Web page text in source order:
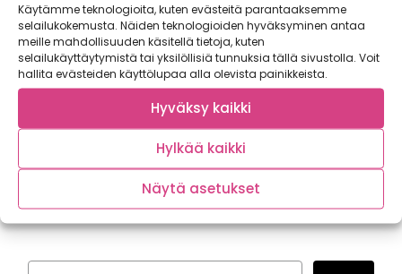
Käytämme teknologioita, kuten evästeitä parantaaksemme
selailukokemusta. Näiden teknologioiden hyväksyminen antaa
meille mahdollisuuden käsitellä tietoja, kuten
selailukäyttäytymistä tai yksilöllisiä tunnuksia tällä sivustolla. Voit
hallita evästeiden käyttölupaa alla olevista painikkeista.
Hyväksy kaikki
Hylkää kaikki
Näytä asetukset
Tilaa kasvispitoinen uutiskirje